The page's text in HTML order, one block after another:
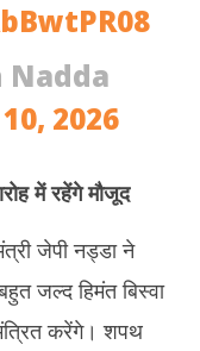
Nadda
2026
में रहेंगे मौजूद
जेपी नड्डा ने
जल्द हिमंत बिस्वा
करेंगे। शपथ